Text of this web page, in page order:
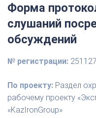
Форма
слушаний
обсуждений
№ регистрации:
По проекту: Раздел
рабочему проекту
«KazIronGroup»